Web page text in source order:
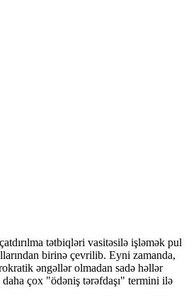
tətbiqləri vasitəsilə işləmək pul
birinə çevrilib. Eyni zamanda,
əngəllər olmadan sadə həllər
daha çox "ödəniş tərəfdaşı" termini ilə